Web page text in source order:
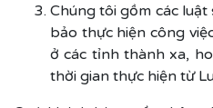
Chúng tôi gồm các
bảo thực hiện công
ở các tỉnh thành xa,
thời gian thực hiện từ